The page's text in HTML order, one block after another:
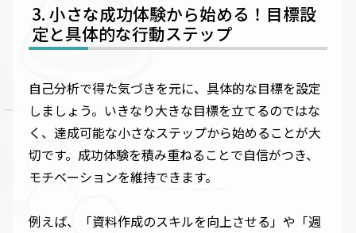
小さな成功体験から始める！目標設
定と具体的な行動ステップ
自己分析で得た気づきを元に、具体的な目標を設定
しましょう。いきなり大きな目標を立てるのではな
く、達成可能な小さなステップから始めることが大
切です。成功体験を積み重ねることで自信がつき、
モチベーションを維持できます。
例えば、「資料作成のスキルを向上させる」や「週